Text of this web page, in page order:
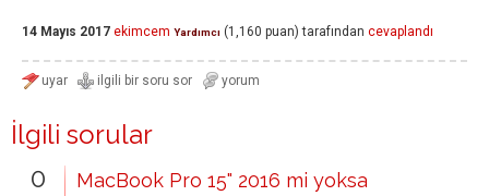
14 Mayıs 2017 ekimcem Yardımcı (1,160 puan) tarafından cevaplandı
İlgili sorular
0
MacBook Pro 15" 2016 mi yoksa